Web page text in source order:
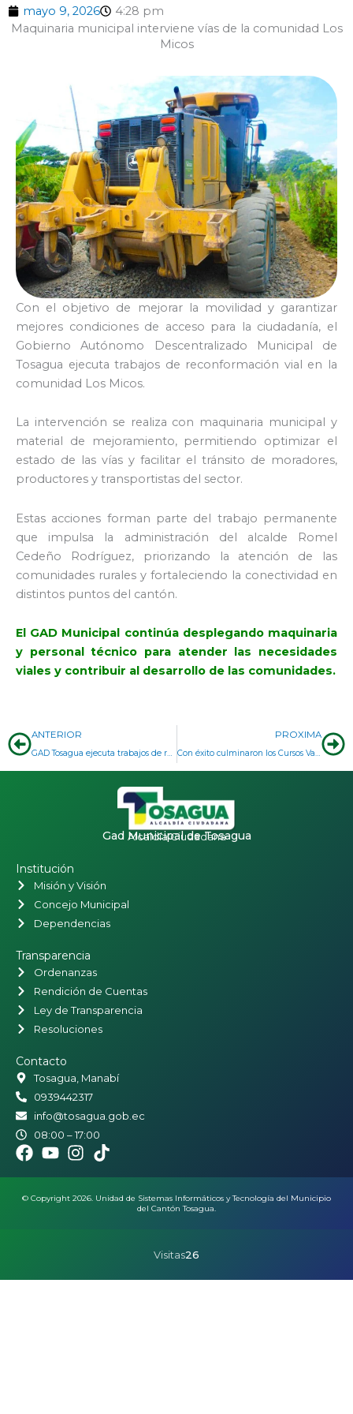
mayo 9, 2026
4:28 pm
Maquinaria municipal interviene vías de la comunidad Los
Micos
Con el objetivo de mejorar la movilidad y garantizar
mejores condiciones de acceso para la ciudadanía, el
Gobierno Autónomo Descentralizado Municipal de
Tosagua ejecuta trabajos de reconformación vial en la
comunidad Los Micos.
La intervención se realiza con maquinaria municipal y
material de mejoramiento, permitiendo optimizar el
estado de las vías y facilitar el tránsito de moradores,
productores y transportistas del sector.
Estas acciones forman parte del trabajo permanente
que impulsa la administración del alcalde
Romel
Cedeño Rodríguez, priorizando la atención de las
comunidades rurales y fortaleciendo la conectividad en
distintos puntos del cantón.
El GAD Municipal continúa desplegando maquinaria
y personal técnico para atender las necesidades
viales y contribuir al desarrollo de las comunidades.
Prev
ANTERIOR
GAD Tosagua ejecuta trabajos de reconformación vial en la comunidad La Melilla
PROXIMA
Con éxito culminaron los Cursos Vacacionales 2026 en Tosagua
Gad Municipal de Tosagua
Alcaldía Ciudadana
Institución
Misión y Visión
Concejo Municipal
Dependencias
Transparencia
Ordenanzas
Rendición de Cuentas
Ley de Transparencia
Resoluciones
Contacto
Tosagua, Manabí
0939442317
info@tosagua.gob.ec
08:00 – 17:00
© Copyright 2026. Unidad de Sistemas Informáticos y Tecnología del Municipio
del Cantón Tosagua.
Visitas26